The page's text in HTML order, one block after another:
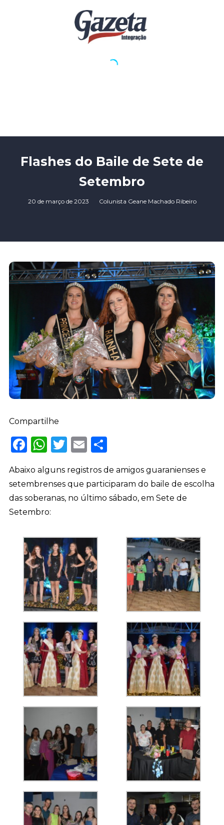
Flashes do Baile de Sete de
Setembro
20 de março de 2023 Colunista Geane Machado Ribeiro
Compartilhe
Facebook
WhatsApp
Twitter
EmailShare
Abaixo alguns registros de amigos guaranienses e
setembrenses que participaram do baile de escolha
das soberanas, no último sábado, em Sete de
Setembro: